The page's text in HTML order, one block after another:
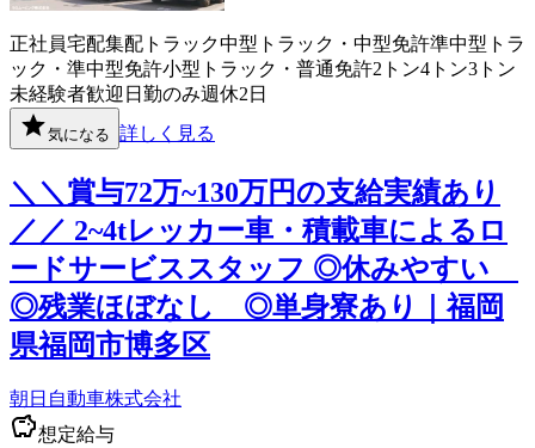
正社員宅配集配 トラック中型トラック・中型免許準中型トラ
ック・準中型免許小型トラック・普通免許2トン4トン3トン
未経験者歓迎 日勤のみ週休2日
気になる 詳しく見る
＼＼賞与72万~130万円の支給実績あり
／／ 2~4tレッカー車・積載車によるロ
ードサービススタッフ ◎休みやすい
◎残業ほぼなし ◎単身寮あり｜福岡
県福岡市博多区
朝日自動車株式会社
想定給与